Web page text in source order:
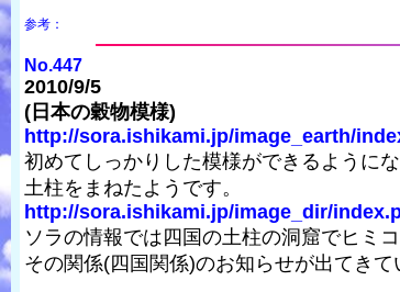
参考：
No.447
2010/9/5
(日本の穀物模様)
http://sora.ishikami.jp/image_earth/
初めてしっかりした模様ができるようにな
土柱をまねたようです。
http://sora.ishikami.jp/image_dir/
ソラの情報では四国の土柱の洞窟でヒミ
その関係(四国関係)のお知らせが出てきて